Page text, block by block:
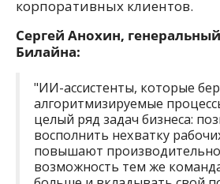
корпоративных клиентов.
Сергей Анохин,
Билайна:
"ИИ-ассистенты, которые
алгоритмизируемые
целый ряд задач бизнеса:
восполнить нехватку
повышают
возможность тем же